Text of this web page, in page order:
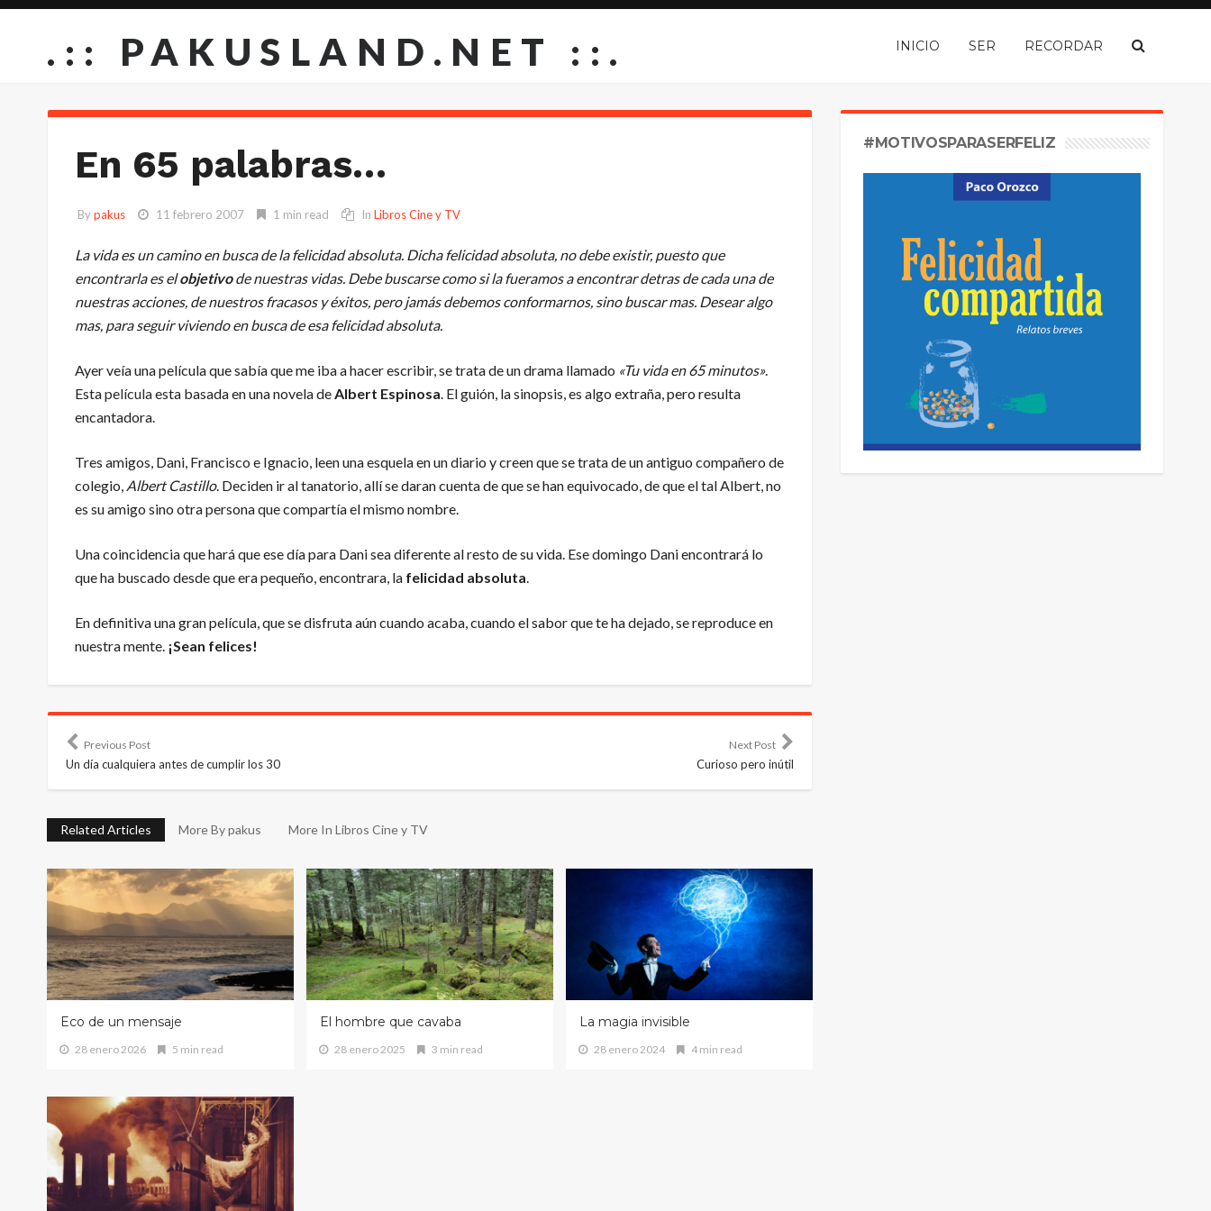
.:: PAKUSLAND.NET ::. INICIO SER RECORDAR
En 65 palabras…
Bypakus 11 febrero 2007 1 min read In Libros Cine y TV
La vida es un camino en busca de lafelicidad absoluta. Dichafelicidad absoluta, no debe existir, puesto que
encontrarla es elobjetivode nuestras vidas. Debe buscarse como si la fueramos a encontrar detras de cada una de
nuestras acciones, de nuestros fracasos y éxitos, pero jamás debemos conformarnos, sino buscar mas. Desear algo
mas, para seguir viviendo en busca de esa felicidad absoluta.
Ayer veía una película que sabía que me iba a hacer escribir, se trata de un drama llamado «Tu vida en 65 minutos».
Estapelículaesta basada en una novela deAlbert Espinosa. El guión, la sinopsis, es algo extraña, pero resulta
encantadora.
Tres amigos, Dani, Francisco e Ignacio, leen una esquela en un diario y creen que se trata de un antiguo compañero de
colegio, Albert Castillo. Deciden ir al tanatorio, allí se daran cuenta de que se han equivocado, de que el tal Albert, no
es su amigo sino otra persona que compartía el mismo nombre.
Una coincidencia que hará que ese día para Dani sea diferente al resto de su vida. Ese domingo Dani encontrará lo
que ha buscado desde que era pequeño, encontrara, la felicidad absoluta.
En definitiva una gran película, que se disfruta aún cuando acaba, cuando el sabor que te ha dejado, se reproduce en
nuestra mente. ¡Sean felices!
Previous Post
Un día cualquiera antes de cumplir los 30
Next Post
Curioso pero inútil
Related Articles More By pakus More In Libros Cine y TV
Eco de un mensaje
28 enero 2026 5 min read
El hombre que cavaba
28 enero 2025 3 min read
La magia invisible
28 enero 2024 4 min read
#MOTIVOSPARASERFELIZ